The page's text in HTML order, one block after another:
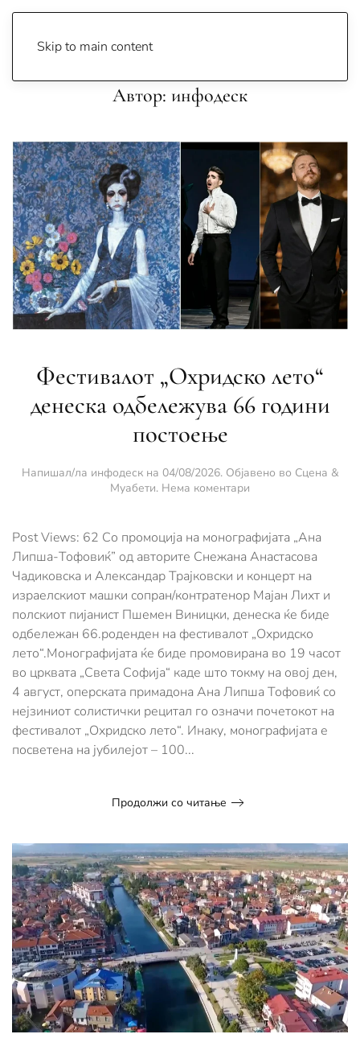
Skip to main content
Автор: инфодеск
Фестивалот „Охридско лето“
денеска одбележува 66 години
постоење
Напишал/ла инфодескна 04/08/2026. Објавено во Сцена &
Муабети. Нема коментари
лето“
денеска
одбележува
66
години
постоење
Post Views: 62 Со промоција на монографијата „Ана
Липша-Тофовиќ” од авторите Снежана Анастасова
Чадиковска и Александар Трајковски и концерт на
израелскиот машки сопран/контратенор Мајан Лихт и
полскиот пијанист Пшемен Виницки, денеска ќе биде
одбележан 66.роденден на фестивалот „Охридско
лето“.Монографијата ќе биде промовирана во 19 часот
во црквата „Света Софија“ каде што токму на овој ден,
4 август, оперската примадона Ана Липша Тофовиќ со
нејзиниот солистички рецитал го означи почетокот на
фестивалот „Охридско лето“. Инаку, монографијата е
посветена на јубилејот – 100...
Продолжи со читање